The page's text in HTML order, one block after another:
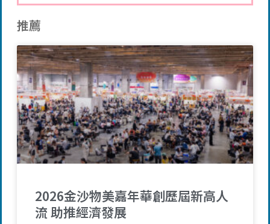
推薦
2026金沙物美嘉年華創歷屆新高人
流 助推經濟發展